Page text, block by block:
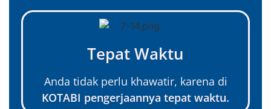
Tepat Waktu
Anda tidak perlu khawatir, karena di
KOTABI pengerjaannya tepat waktu.